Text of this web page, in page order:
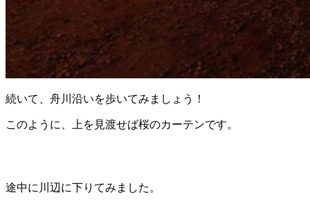
続いて、舟川沿いを歩いてみましょう！
このように、上を見渡せば桜のカーテンです。
途中に川辺に下りてみました。